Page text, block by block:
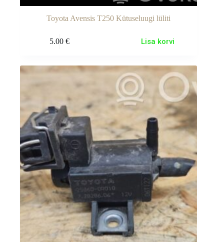
Toyota Avensis T250 Kütuseluugi lüliti
5.00 € Lisa korvi